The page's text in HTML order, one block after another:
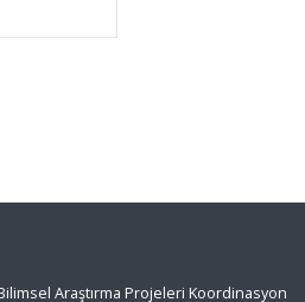
Araştırma Projeleri Koordinasyon